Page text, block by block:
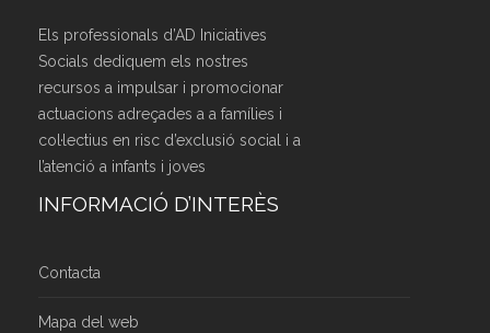
Els professionals d’AD Iniciatives
Socials dediquem els nostres
recursos a impulsar i promocionar
actuacions adreçades a a famílies i
col·lectius en risc d’exclusió social i a
l’atenció a infants i joves
INFORMACIÓ D’INTERÈS
Contacta
Mapa del web